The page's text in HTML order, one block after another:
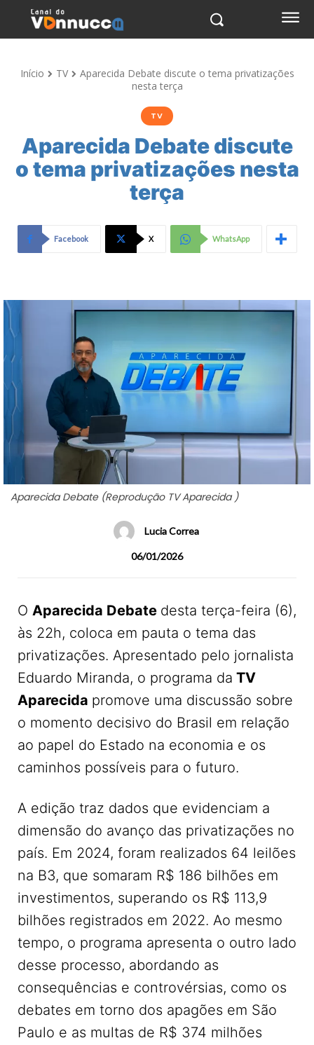
Início TV
Aparecida Debate discute o tema privatizações
nesta terça
TV
Aparecida Debate discute
o tema privatizações nesta
terça
Facebook X WhatsApp
Aparecida Debate (Reprodução TV Aparecida )
Lucia Correa
06/01/2026
O Aparecida Debate desta terça-feira (6),
às 22h, coloca em pauta o tema das
privatizações. Apresentado pelo jornalista
Eduardo Miranda, o programa da TV
Aparecida promove uma discussão sobre
o momento decisivo do Brasil em relação
ao papel do Estado na economia e os
caminhos possíveis para o futuro.
A edição traz dados que evidenciam a
dimensão do avanço das privatizações no
país. Em 2024, foram realizados 64 leilões
na B3, que somaram R$ 186 bilhões em
investimentos, superando os R$ 113,9
bilhões registrados em 2022. Ao mesmo
tempo, o programa apresenta o outro lado
desse processo, abordando as
consequências e controvérsias, como os
debates em torno dos apagões em São
Paulo e as multas de R$ 374 milhões